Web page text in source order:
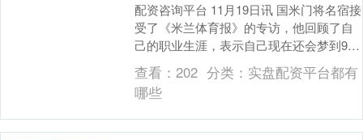
配资咨询平台 11月19日讯 国米门将名宿接
受了《米兰体育报》的专访，他回顾了自
己的职业生涯，表示自己现在还会梦到94
年世界杯决赛的失利。 我们从桑普多利亚
开始....
查看：202 分类： 实盘配资平台都有
哪些